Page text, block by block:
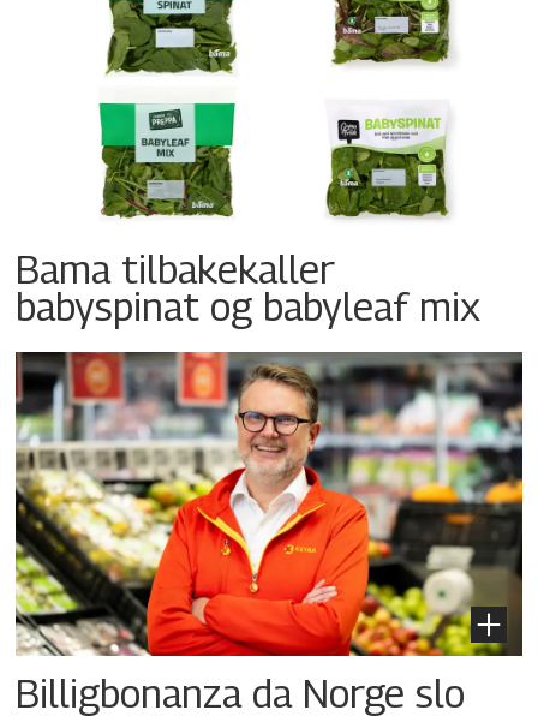
Bama tilbakekaller
babyspinat og babyleaf mix
Billigbonanza da Norge slo